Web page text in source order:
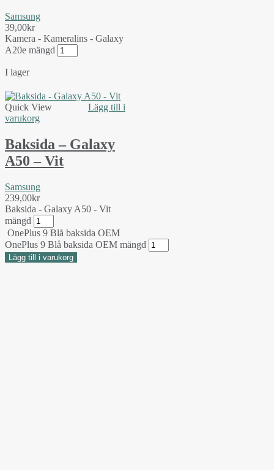
Samsung
39,00kr
Kamera - Kameralins - Galaxy
A20e mängd
I lager
Quick View
Lägg till i
varukorg
Baksida – Galaxy
A50 – Vit
Samsung
239,00kr
Baksida - Galaxy A50 - Vit
mängd
OnePlus 9 Blå baksida OEM
OnePlus 9 Blå baksida OEM mängd
Lägg till i varukorg